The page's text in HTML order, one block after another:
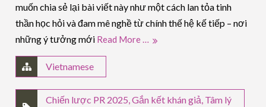
muốn chia sẻ lại bài viết này như một cách lan tỏa tinh
thần học hỏi và đam mê nghề từ chính thế hệ kế tiếp – nơi
những ý tưởng mới Read More …
Vietnamese
Chiến lược PR 2025,Gắn kết khán giả, Tâm lý